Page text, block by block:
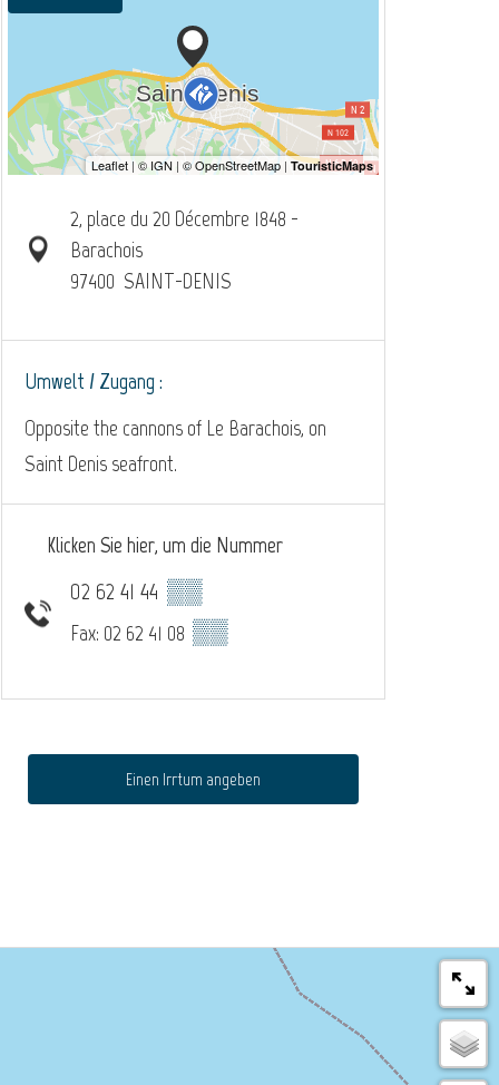
2, place du 20 Décembre 1848 -
Barachois
97400 SAINT-DENIS
Umwelt / Zugang :
Opposite the cannons of Le Barachois, on
Saint Denis seafront.
Klicken Sie hier, um die Nummer
02 62 41 44 ▒▒
Fax: 02 62 41 08 ▒▒
Einen Irrtum angeben